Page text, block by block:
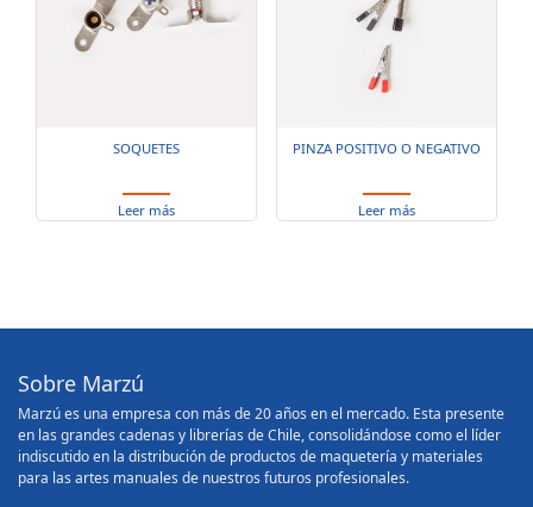
SOQUETES
Leer más
PINZA POSITIVO O NEGATIVO
Leer más
Sobre Marzú
Marzú es una empresa con más de 20 años en el mercado. Esta presente
en las grandes cadenas y librerías de Chile, consolidándose como el líder
indiscutido en la distribución de productos de maquetería y materiales
para las artes manuales de nuestros futuros profesionales.